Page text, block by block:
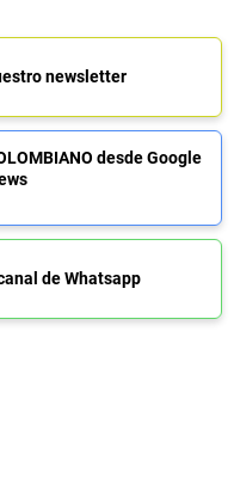
newsletter
desde Google
de Whatsapp